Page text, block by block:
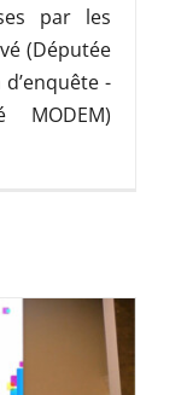
par les
(Députée
-
MODEM)